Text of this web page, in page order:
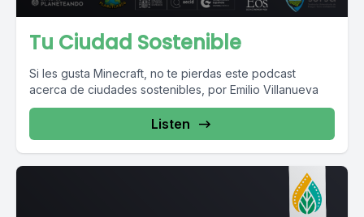
Tu Ciudad Sostenible
Si les gusta Minecraft, no te pierdas este podcast
acerca de ciudades sostenibles, por Emilio Villanueva
Listen